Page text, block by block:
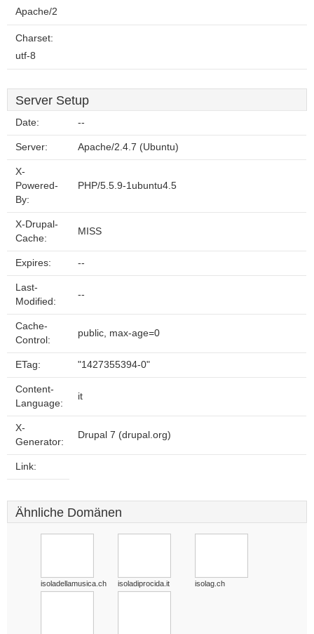
Apache/2
Charset:
utf-8
Server Setup
Date: --
Server: Apache/2.4.7 (Ubuntu)
X-
Powered-
By:
PHP/5.5.9-1ubuntu4.5
X-Drupal-
Cache:
MISS
Expires: --
Last-
Modified:
--
Cache-
Control:
public, max-age=0
ETag: "1427355394-0"
Content-
Language:
it
X-
Generator:
Drupal 7 (drupal.org)
Link:
Ähnliche Domänen
isoladellamusica.ch isoladiprocida.it isolag.ch